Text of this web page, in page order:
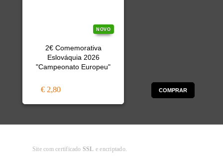
NOVO
2€ Comemorativa
Eslováquia 2026
"Campeonato Europeu"
€ 2,80 COMPRAR
Site com certificado SSL e encriptado.